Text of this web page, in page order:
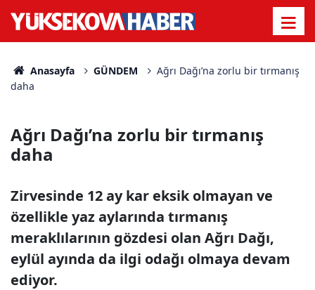
Anasayfa GÜNDEM
Ağrı Dağı’na zorlu bir tırmanış
daha
Ağrı Dağı’na zorlu bir tırmanış
daha
Zirvesinde 12 ay kar eksik olmayan ve
özellikle yaz aylarında tırmanış
meraklılarının gözdesi olan Ağrı Dağı,
eylül ayında da ilgi odağı olmaya devam
ediyor.